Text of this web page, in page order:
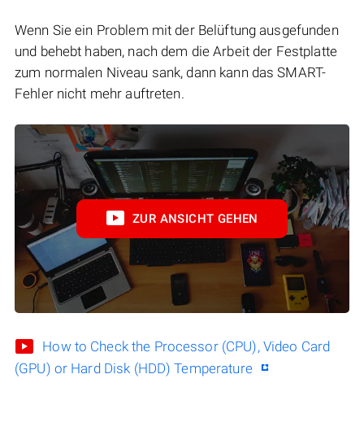
Wenn Sie ein Problem mit der Belüftung ausgefunden
und behebt haben, nach dem die Arbeit der Festplatte
zum normalen Niveau sank, dann kann das SMART-
Fehler nicht mehr auftreten.
ZUR ANSICHT GEHEN
How to Check the Processor (CPU), Video Card
(GPU) or Hard Disk (HDD) Temperature